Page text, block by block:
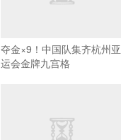
夺金×9！中国队集齐杭州亚
运会金牌九宫格